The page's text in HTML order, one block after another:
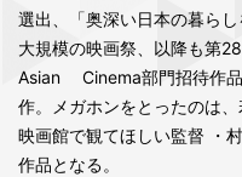
選出、「奥深い日本の暮ら
大規模の映画祭、以降も第
Asian Cinema部門招待作品
作。メガホンをとったのは
映画館で観てほしい監督 ・
作品となる。